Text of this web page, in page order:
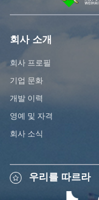
회사 소개
회사 프로필
기업 문화
개발 이력
영예 및 자격
회사 소식
우리를 따르라